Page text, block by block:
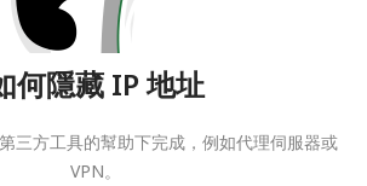
何隱藏 IP 地址
三方工具的幫助下完成，例如代理伺服器或
VPN。